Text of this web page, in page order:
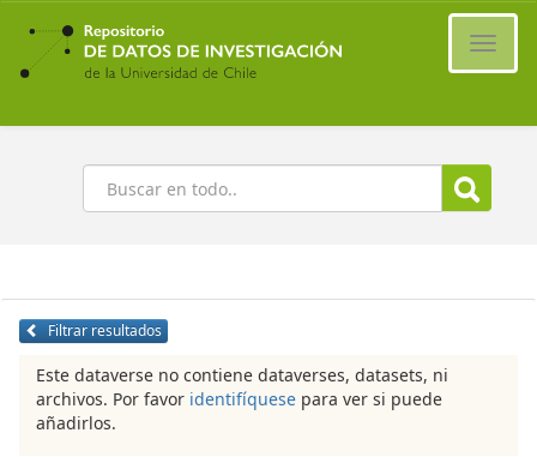
Ir
contenido
principal
Buscar
Filtrar resultados
Este dataverse no contiene dataverses, datasets, ni
archivos. Por favor identifíquese para ver si puede
añadirlos.